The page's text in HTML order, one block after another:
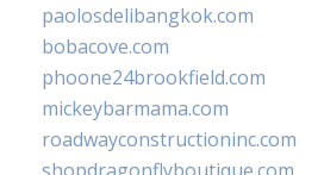
paolosdelibangkok.com
bobacove.com
phoone24brookfield.com
mickeybarmama.com
roadwayconstructioninc.com